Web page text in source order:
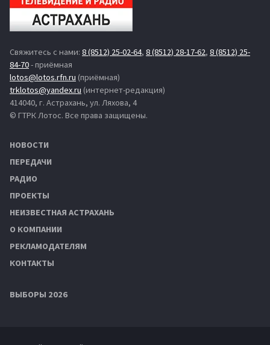
Свяжитесь с нами: 8 (8512) 25-02-64, 8 (8512) 28-17-62, 8 (8512) 25-
84-70- приёмная
lotos@lotos.rfn.ru (приёмная)
trklotos@yandex.ru (интернет-редакция)
414040, г. Астрахань, ул. Ляхова, 4
© ГТРК Лотос. Все права защищены.
НОВОСТИ
ПЕРЕДАЧИ
РАДИО
ПРОЕКТЫ
НЕИЗВЕСТНАЯ АСТРАХАНЬ
О КОМПАНИИ
РЕКЛАМОДАТЕЛЯМ
КОНТАКТЫ
ВЫБОРЫ 2026